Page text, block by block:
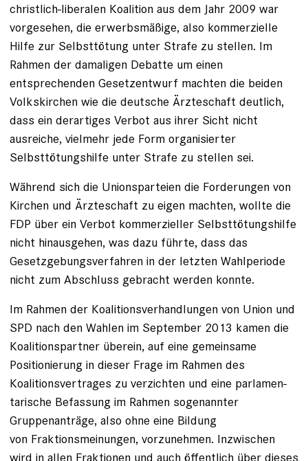
christlich-liberalen Koalition aus dem Jahr 2009 war
vorgesehen, die erwerbsmäßige, also kommerzielle
Hilfe zur Selbsttötung unter Strafe zu stellen. Im
Rahmen der damaligen Debatte um einen
entsprechenden Gesetzentwurf machten die beiden
Volkskirchen wie die deutsche Ärzteschaft deutlich,
dass ein derartiges Verbot aus ihrer Sicht nicht
ausreiche, vielmehr jede Form organisierter
Selbsttötungshilfe unter Strafe zu stellen sei.
Während sich die Unionsparteien die Forderungen von
Kirchen und Ärzteschaft zu ­eigen machten, wollte die
FDP über ein Ver­bot kommerzieller Selbsttötungshilfe
nicht hinausgehen, was dazu führte, dass das
Gesetzgebungsverfahren in der letzten Wahlperiode
nicht zum Abschluss gebracht werden konnte.
Im Rahmen der Koalitionsverhandlungen von Union und
SPD nach den Wahlen im September 2013 kamen die
Koalitionspartner überein, auf eine gemeinsame
Positionierung in dieser Frage im Rahmen des
Koalitions­vertrages zu verzichten und eine parlamen­
tarische Befassung im Rahmen sogenannter
Gruppenanträge, also ohne eine Bildung ­
von Fraktionsmeinungen, vorzunehmen. Inzwischen
wird in allen Fraktionen und auch öffentlich über dieses